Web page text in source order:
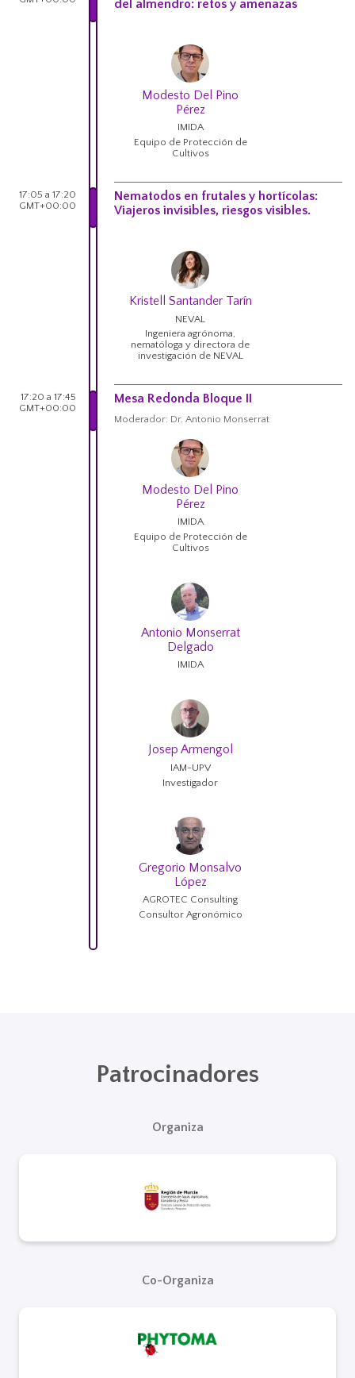
del almendro: retos y amenazas
Modesto Del Pino
Pérez
IMIDA
Equipo de Protección de
Cultivos
17:05 a 17:20
GMT+00:00
Nematodos en frutales y hortícolas:
Viajeros invisibles, riesgos visibles.
Kristell Santander Tarín
NEVAL
Ingeniera agrónoma,
nematóloga y directora de
investigación de NEVAL
17:20 a 17:45
GMT+00:00
Mesa Redonda Bloque II
Moderador: Dr. Antonio Monserrat
Modesto Del Pino
Pérez
IMIDA
Equipo de Protección de
Cultivos
Antonio Monserrat
Delgado
IMIDA
Josep Armengol
IAM-UPV
Investigador
Gregorio Monsalvo
López
AGROTEC Consulting
Consultor Agronómico
Patrocinadores
Organiza
Co-Organiza